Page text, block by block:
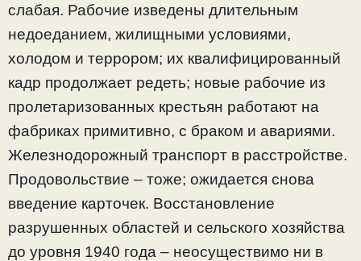
слабая. Рабочие изведены длительным
недоеданием, жилищными условиями,
холодом и террором; их квалифицированный
кадр продолжает редеть; новые рабочие из
пролетаризованных крестьян работают на
фабриках примитивно, с браком и авариями.
Железнодорожный транспорт в расстройстве.
Продовольствие – тоже; ожидается снова
введение карточек. Восстановление
разрушенных областей и сельского хозяйства
до уровня 1940 года – неосуществимо ни в